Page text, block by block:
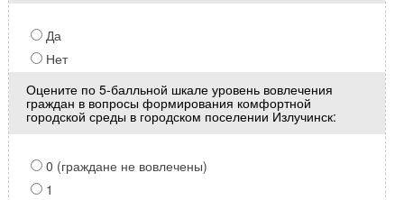
Да
Нет
Оцените по 5-балльной шкале уровень вовлечения
граждан в вопросы формирования комфортной
городской среды в городском поселении Излучинск:
0 (граждане не вовлечены)
1